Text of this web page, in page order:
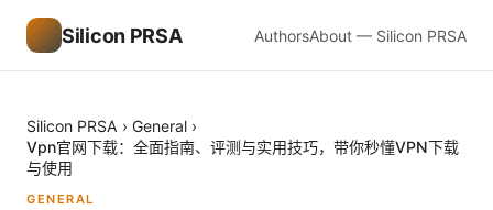
Silicon PRSA AuthorsAbout — Silicon PRSA
Silicon PRSA › General ›
Vpn官网下载：全面指南、评测与实用技巧，带你秒懂VPN下载
与使用
GENERAL